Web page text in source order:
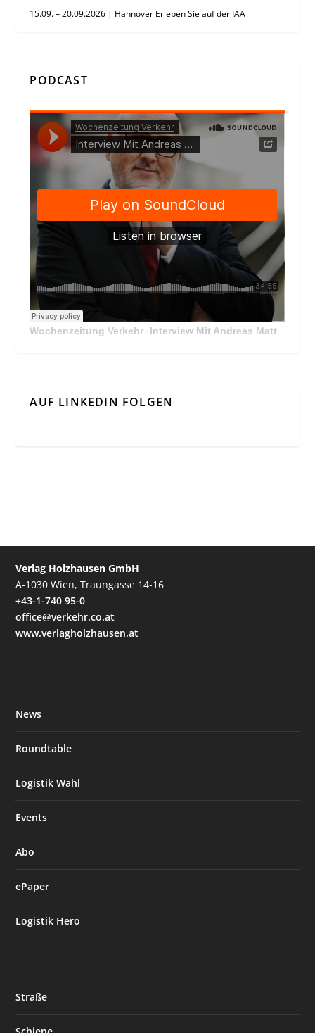
15.09. – 20.09.2026 | Hannover Erleben Sie auf der IAA
PODCAST
Wochenzeitung Verkehr · Interview Mit Andreas Matthä, CEO der ÖBB Holding
AUF LINKEDIN FOLGEN
Verlag Holzhausen GmbH
A-1030 Wien, Traungasse 14-16
+43-1-740 95-0
office@verkehr.co.at
www.verlagholzhausen.at
News
Roundtable
Logistik Wahl
Events
Abo
ePaper
Logistik Hero
Straße